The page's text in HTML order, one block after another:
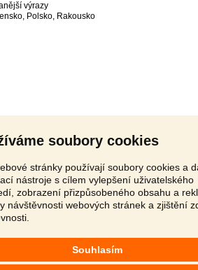
soubory cookies
stránky používají soubory cookies a
nástroje s cílem vylepšení uživatelského
zobrazení přizpůsobeného obsahu a
návštěvnosti webových stránek a zjištění
Souhlasím
výrazy
, Polsko, Rakousko